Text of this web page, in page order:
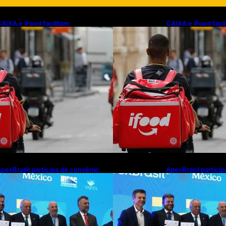
e iFood facilitam
de motos e bicicletas
para entregadores
participa de convênio
investimento de R$ 2,63
em exportações de cachaça
CAIXA e iFood
financiamento de
elétricas para
ApexBrasil
para investimento
milhões em